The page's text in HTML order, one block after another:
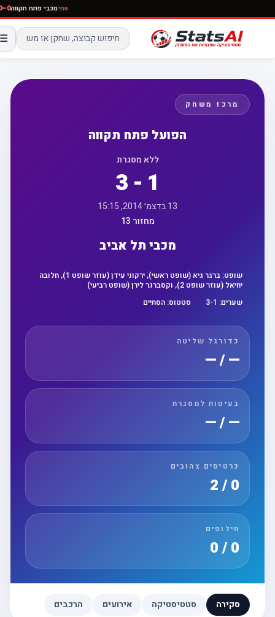
חימכבי פתח
☰
מרכז משחק
הפועל פתח תקווה
ללא מסגרת
3 - 1
13 בדצמ׳ 2014, 15:15
מחזור 13
מכבי תל אביב
שופט:
ברגר גיא (שופט ראשי), ירקוני עידן (עוזר שופט 1), חלובה
יחיאל (עוזר שופט 2), וקסברגר לירן (שופט רביעי)
שערים:
3 -1 סטטוס:הסתיים
כדורגל שליטה
— / —
בעיטות למסגרת
— / —
כרטיסים צהובים
חילופים
סקירה סטטיסטיקה אירועים הרכבים